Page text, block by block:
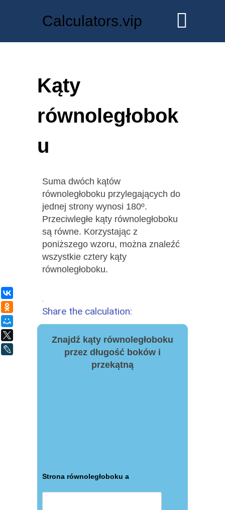
Calculators.vip
Kąty
równoległobok
u
Suma dwóch kątów
równoległoboku przylegających do
jednej strony wynosi 180º.
Przeciwległe kąty równoległoboku
są równe. Korzystając z
poniższego wzoru, można znaleźć
wszystkie cztery kąty
równoległoboku.
Share the calculation:
Znajdź kąty równoległoboku
przez długość boków i
przekątną
Strona równoległoboku a
Одноклассники